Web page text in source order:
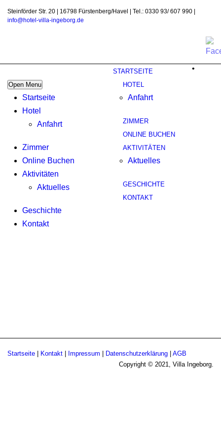
Steinförder Str. 20 | 16798 Fürstenberg/Havel | Tel.: 0330 93/ 607 990 |
info@hotel-villa-ingeborg.de
Open Menu
Startseite
Hotel
Anfahrt
Zimmer
Online Buchen
Aktivitäten
Aktuelles
Geschichte
Kontakt
STARTSEITE
HOTEL
Anfahrt
ZIMMER
ONLINE BUCHEN
AKTIVITÄTEN
Aktuelles
GESCHICHTE
KONTAKT
•
Startseite Kontakt Impressum Datenschutzerklärung
AGB
Copyright © 2021, Villa Ingeborg.